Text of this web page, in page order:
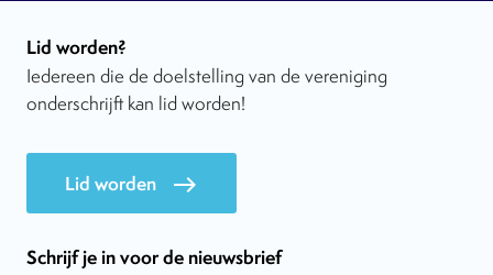
Lid worden?
Iedereen die de doelstelling van de vereniging
onderschrijft kan lid worden!
Lid worden east
Schrijf je in voor de nieuwsbrief